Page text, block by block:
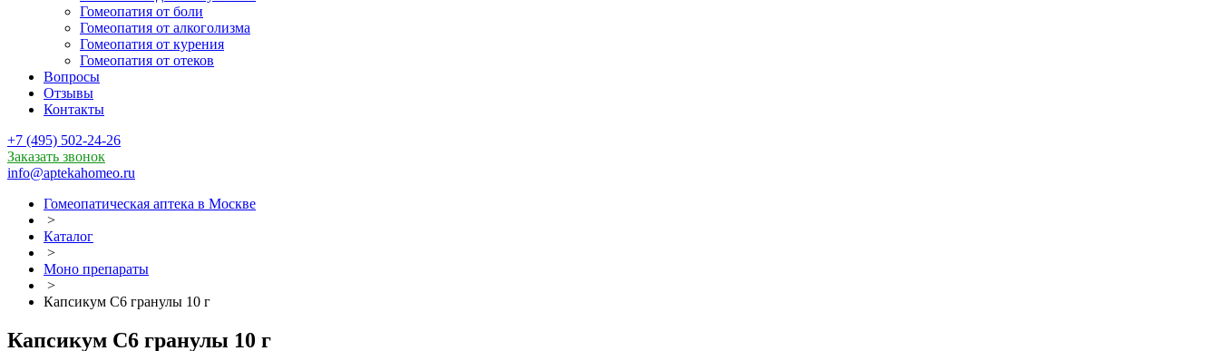
Гомеопатия от боли
Гомеопатия от алкоголизма
Гомеопатия от курения
Гомеопатия от отеков
Вопросы
Отзывы
Контакты
+7 (495) 502-24-26
Заказать звонок
info@aptekahomeo.ru
Гомеопатическая аптека в Москве
>
Каталог
>
Моно препараты
>
Капсикум С6 гранулы 10 г
Капсикум С6 гранулы 10 г